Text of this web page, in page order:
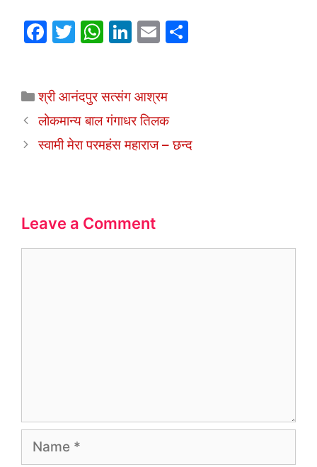
F
e
b
o
T
er
W
s
A
p
Li
e
dI
n
E
l
Categories
श्री आनंदपुर सत्संग आश्रम
लोकमान्य बाल गंगाधर तिलक
स्वामी मेरा परमहंस महाराज – छन्द
Leave a Comment
Name